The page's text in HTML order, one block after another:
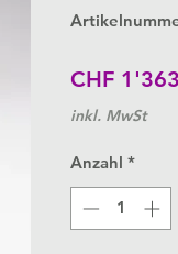
CHF
inkl. MwSt
Anzahl *